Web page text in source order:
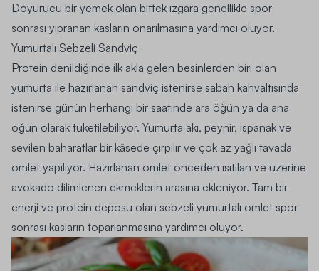
Doyurucu bir yemek olan biftek ızgara genellikle spor
sonrası yıpranan kasların onarılmasına yardımcı oluyor.
Yumurtalı Sebzeli Sandviç
Protein denildiğinde ilk akla gelen besinlerden biri olan
yumurta ile hazırlanan sandviç istenirse sabah kahvaltısında
istenirse günün herhangi bir saatinde ara öğün ya da ana
öğün olarak tüketilebiliyor. Yumurta akı, peynir, ıspanak ve
sevilen baharatlar bir kâsede çırpılır ve çok az yağlı tavada
omlet yapılıyor. Hazırlanan omlet önceden ısıtılan ve üzerine
avokado dilimlenen ekmeklerin arasına ekleniyor. Tam bir
enerji ve protein deposu olan sebzeli yumurtalı omlet spor
sonrası kasların toparlanmasına yardımcı oluyor.